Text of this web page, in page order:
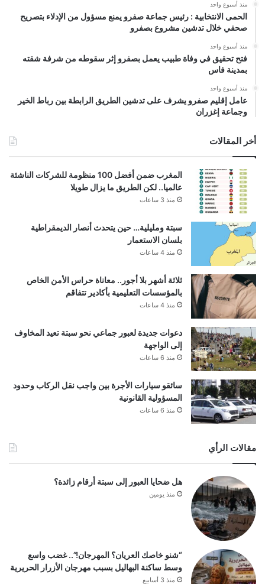
منذ أسبوع واحد
الحمى الانتخابية : رئيس جماعة صفرو يمنع مسؤول من الإدلاء بتصريح
صحفي خلال تدشين مشروع بصفرو
منذ أسبوع واحد
فتح تحقيق في وفاة طبيب يعمل بصفرو إثر سقوطه من شرفة شقته
بمدينة فاس
منذ أسبوع واحد
عامل إقليم صفرو يشرف على تدشين الطريق الرابطة بين رباط الخير
وجماعة إغزران
أخر المقالات
المغرب ضمن أفضل 100 منظومة للشركات الناشئة
عالميا.. لكن الطريق ما يزال طويلا
منذ 3 ساعات
سبتة ومليلية… حين يتحدث أنصار الديمقراطية
بلسان الاستعمار
منذ 4 ساعات
ثلاثة أشهر بلا أجور.. معاناة حراس الأمن الخاص
بالمؤسسات التعليمية بأكادير تتفاقم
منذ 4 ساعات
دعوات جديدة لعبور جماعي نحو سبتة تعيد المخاوف
إلى الواجهة
منذ 6 ساعات
سائقو سيارات الأجرة بين واجب نقل الركاب وحدود
المسؤولية القانونية
منذ 6 ساعات
مقالات الرأي
هل ضحايا العبور إلى سبتة أرقام زائدة؟
منذ يومين
“شنو خاصك العريان؟ المهرجان!”.. غضب واسع
وسط ساكنة البهاليل بسبب مهرجان الأزرار الحريرية
منذ 3 أسابيع